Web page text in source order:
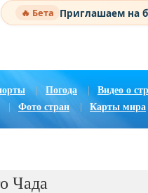
🔥 Бета Приглашаем на
Погода | Видео о
Фото стран Карты мира
Чада